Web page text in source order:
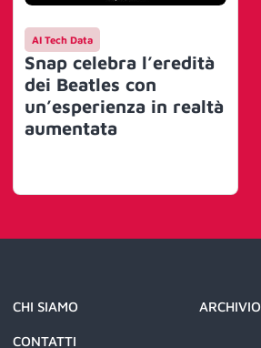
AI Tech Data
Snap celebra l’eredità
dei Beatles con
un’esperienza in realtà
aumentata
CHI SIAMO
CONTATTI
ARCHIVIO